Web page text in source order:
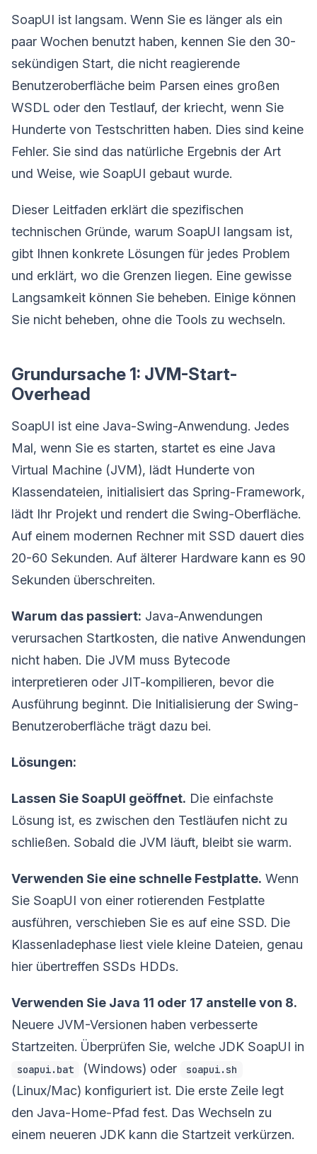
SoapUI ist langsam. Wenn Sie es länger als ein
paar Wochen benutzt haben, kennen Sie den 30-
sekündigen Start, die nicht reagierende
Benutzeroberfläche beim Parsen eines großen
WSDL oder den Testlauf, der kriecht, wenn Sie
Hunderte von Testschritten haben. Dies sind keine
Fehler. Sie sind das natürliche Ergebnis der Art
und Weise, wie SoapUI gebaut wurde.
Dieser Leitfaden erklärt die spezifischen
technischen Gründe, warum SoapUI langsam ist,
gibt Ihnen konkrete Lösungen für jedes Problem
und erklärt, wo die Grenzen liegen. Eine gewisse
Langsamkeit können Sie beheben. Einige können
Sie nicht beheben, ohne die Tools zu wechseln.
Grundursache 1: JVM-Start-
Overhead
SoapUI ist eine Java-Swing-Anwendung. Jedes
Mal, wenn Sie es starten, startet es eine Java
Virtual Machine (JVM), lädt Hunderte von
Klassendateien, initialisiert das Spring-Framework,
lädt Ihr Projekt und rendert die Swing-Oberfläche.
Auf einem modernen Rechner mit SSD dauert dies
20-60 Sekunden. Auf älterer Hardware kann es 90
Sekunden überschreiten.
Warum das passiert: Java-Anwendungen
verursachen Startkosten, die native Anwendungen
nicht haben. Die JVM muss Bytecode
interpretieren oder JIT-kompilieren, bevor die
Ausführung beginnt. Die Initialisierung der Swing-
Benutzeroberfläche trägt dazu bei.
Lösungen:
Lassen Sie SoapUI geöffnet. Die einfachste
Lösung ist, es zwischen den Testläufen nicht zu
schließen. Sobald die JVM läuft, bleibt sie warm.
Verwenden Sie eine schnelle Festplatte. Wenn
Sie SoapUI von einer rotierenden Festplatte
ausführen, verschieben Sie es auf eine SSD. Die
Klassenladephase liest viele kleine Dateien, genau
hier übertreffen SSDs HDDs.
Verwenden Sie Java 11 oder 17 anstelle von 8.
Neuere JVM-Versionen haben verbesserte
Startzeiten. Überprüfen Sie, welche JDK SoapUI in
soapui.bat (Windows) oder soapui.sh
(Linux/Mac) konfiguriert ist. Die erste Zeile legt
den Java-Home-Pfad fest. Das Wechseln zu
einem neueren JDK kann die Startzeit verkürzen.